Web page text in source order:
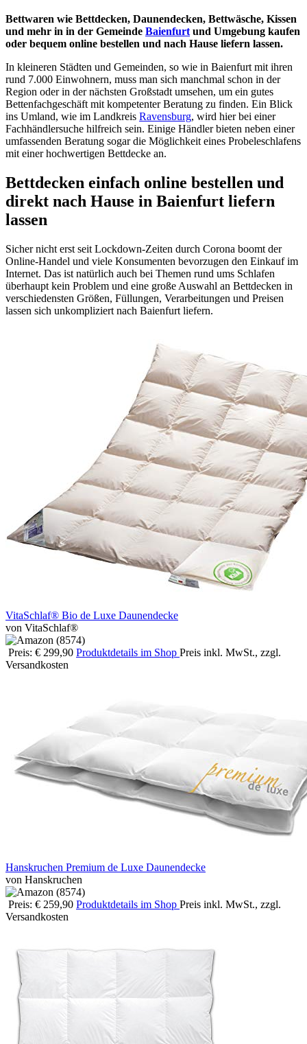
Bettwaren wie Bettdecken, Daunendecken, Bettwäsche, Kissen
und mehr in in der Gemeinde Baienfurt und Umgebung kaufen
oder bequem online bestellen und nach Hause liefern lassen.
In kleineren Städten und Gemeinden, so wie in Baienfurt mit ihren
rund 7.000 Einwohnern, muss man sich manchmal schon in der
Region oder in der nächsten Großstadt umsehen, um ein gutes
Bettenfachgeschäft mit kompetenter Beratung zu finden. Ein Blick
ins Umland, wie im Landkreis Ravensburg, wird hier bei einer
Fachhändlersuche hilfreich sein. Einige Händler bieten neben einer
umfassenden Beratung sogar die Möglichkeit eines Probeleschlafens
mit einer hochwertigen Bettdecke an.
Bettdecken einfach online bestellen und
direkt nach Hause in Baienfurt liefern
lassen
Sicher nicht erst seit Lockdown-Zeiten durch Corona boomt der
Online-Handel und viele Konsumenten bevorzugen den Einkauf im
Internet. Das ist natürlich auch bei Themen rund ums Schlafen
überhaupt kein Problem und eine große Auswahl an Bettdecken in
verschiedensten Größen, Füllungen, Verarbeitungen und Preisen
lassen sich unkompliziert nach Baienfurt liefern.
VitaSchlaf® Bio de Luxe Daunendecke
von VitaSchlaf®
Preis: € 299,90 Produktdetails im Shop Preis inkl. MwSt., zzgl.
Versandkosten
Hanskruchen Premium de Luxe Daunendecke
von Hanskruchen
Preis: € 259,90 Produktdetails im Shop Preis inkl. MwSt., zzgl.
Versandkosten